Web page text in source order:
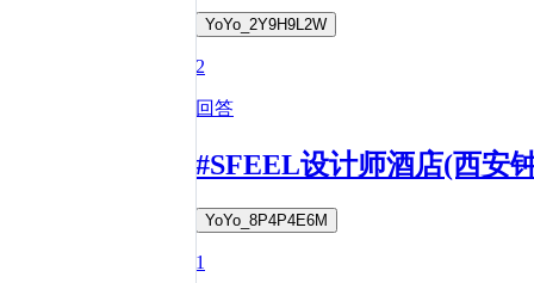
YoYo_2Y9H9L2W
2
回答
#SFEEL设计师酒店(西安
YoYo_8P4P4E6M
1